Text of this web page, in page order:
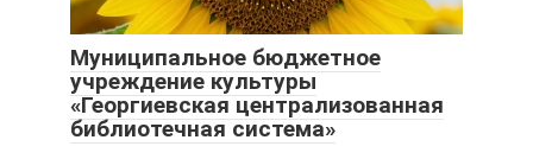
Муниципальное бюджетное
учреждение культуры
«Георгиевская централизованная
библиотечная система»